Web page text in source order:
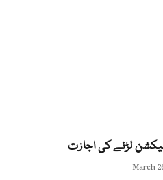
لڑنے کی اجازت
March